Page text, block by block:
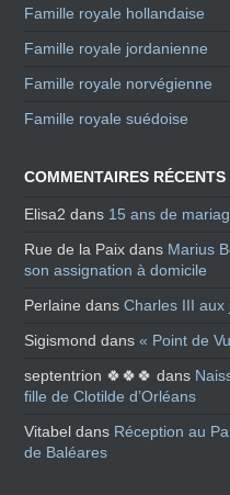
Famille royale hollandaise
Famille royale jordanienne
Famille royale norvégienne
Famille royale suédoise
COMMENTAIRES RÉCENTS
Elisa2 dans 15 ans de
Rue de la Paix dans Marius
son assignation à domicile
Perlaine dansCharles III aux
Sigismond dans« Point de
septentrion 🍀🍀🍀 dans
fille de Clotilde d’Orléans
Vitabel dans Réception au
de Baléares